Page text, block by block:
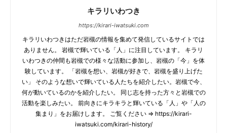
キラリいわつき
https://kirari-iwatsuki.com
キラリいわつきはただ岩槻の情報を集めて発信しているサイトでは
ありません。 岩槻で輝いている「人」に注目しています。 キラリ
いわつきの仲間も岩槻での様々な活動に参加し、岩槻の「今」を体
験しています。 「岩槻を想い、岩槻が好きで、岩槻を盛り上げた
い」 そのような想いで輝いている人たちを紹介したい。岩槻で今、
何が動いているのかを紹介したい。 同じ志を持った方々と岩槻での
活動を楽しみたい。 前向きにキラキラと輝いている「人」や「人の
集まり」をお届けします。 ご覧ください ⇒ https://kirari-
iwatsuki.com/kirari-history/